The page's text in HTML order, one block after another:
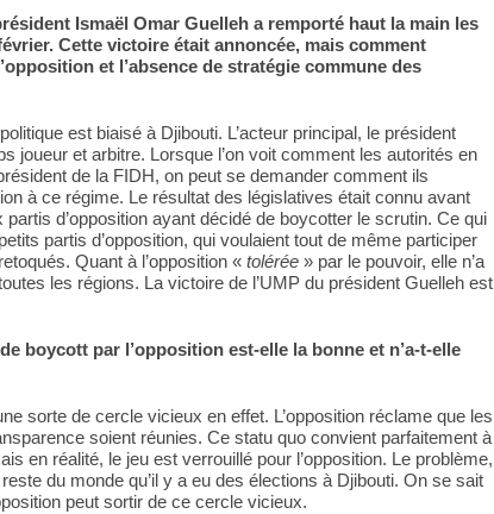
Ismaël Omar Guelleh a remporté haut la main les
Cette victoire était annoncée, mais comment
et l’absence de stratégie commune des
est biaisé à Djibouti. L’acteur principal, le président
joueur et arbitre. Lorsque l’on voit comment les autorités en
de la FIDH, on peut se demander comment ils
à ce régime. Le résultat des législatives était connu avant
d’opposition ayant décidé de boycotter le scrutin. Ce qui
partis d’opposition, qui voulaient tout de même participer
Quant à l’opposition « tolérée » par le pouvoir, elle n’a
les régions. La victoire de l’UMP du président Guelleh est
boycott par l’opposition est-elle la bonne et n’a-t-elle
sorte de cercle vicieux en effet. L’opposition réclame que les
soient réunies. Ce statu quo convient parfaitement à
en réalité, le jeu est verrouillé pour l’opposition. Le problème,
du monde qu’il y a eu des élections à Djibouti. On se sait
peut sortir de ce cercle vicieux.